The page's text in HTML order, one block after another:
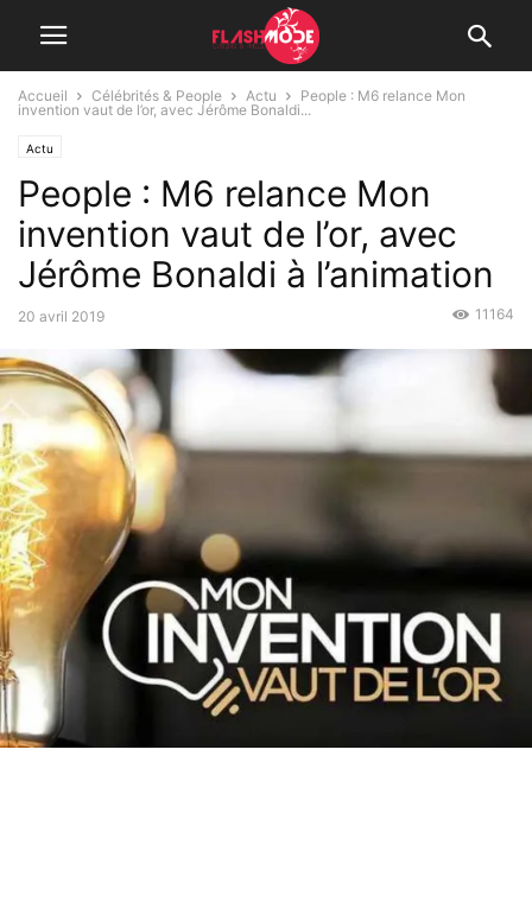
Accueil Célébrités & People Actu
People : M6 relance Mon
invention vaut de l’or, avec Jérôme Bonaldi...
Actu
People : M6 relance Mon
invention vaut de l’or, avec
Jérôme Bonaldi à l’animation
20 avril 2019 11164